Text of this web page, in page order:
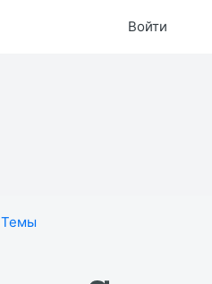
Войти
Темы